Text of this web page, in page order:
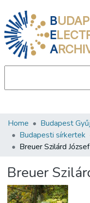
B
E
A
Communities &
All of DSpace
About us
Home Budapest
Budapesti sírkertek
Breuer Szilárd József
Breuer